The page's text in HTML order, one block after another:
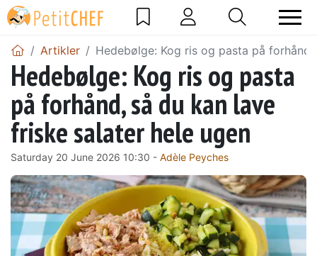
Artikler Hedebølge: Kog ris og pasta på
Hedebølge: Kog ris og pasta
på forhånd, så du kan lave
friske salater hele ugen
Saturday 20 June 2026 10:30 - Adèle Peyches